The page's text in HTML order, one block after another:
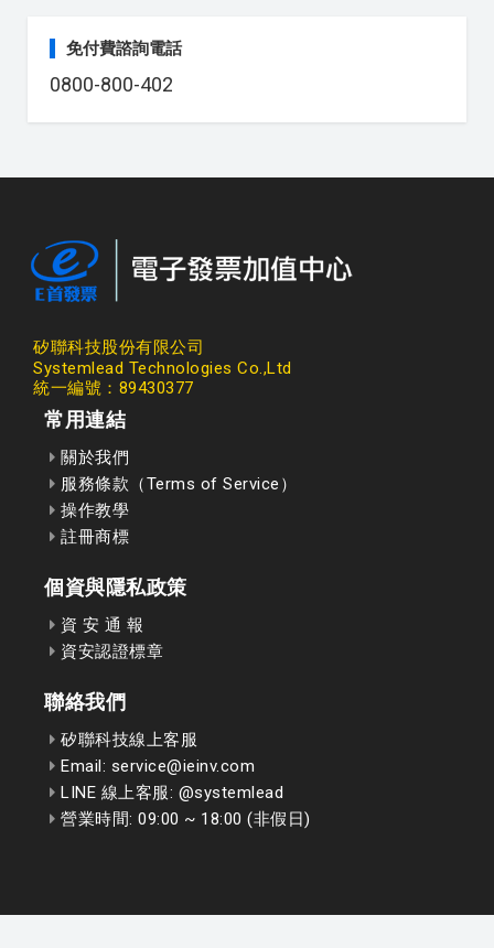
免付費諮詢電話
0800-800-402
矽聯科技股份有限公司
Systemlead Technologies Co.,Ltd
統一編號：89430377
常用連結
關於我們
服務條款（Terms of Service）
操作教學
註冊商標
個資與隱私政策
資 安 通 報
資安認證標章
聯絡我們
矽聯科技線上客服
Email: service@ieinv.com
LINE 線上客服: @systemlead
營業時間: 09:00 ~ 18:00 (非假日)